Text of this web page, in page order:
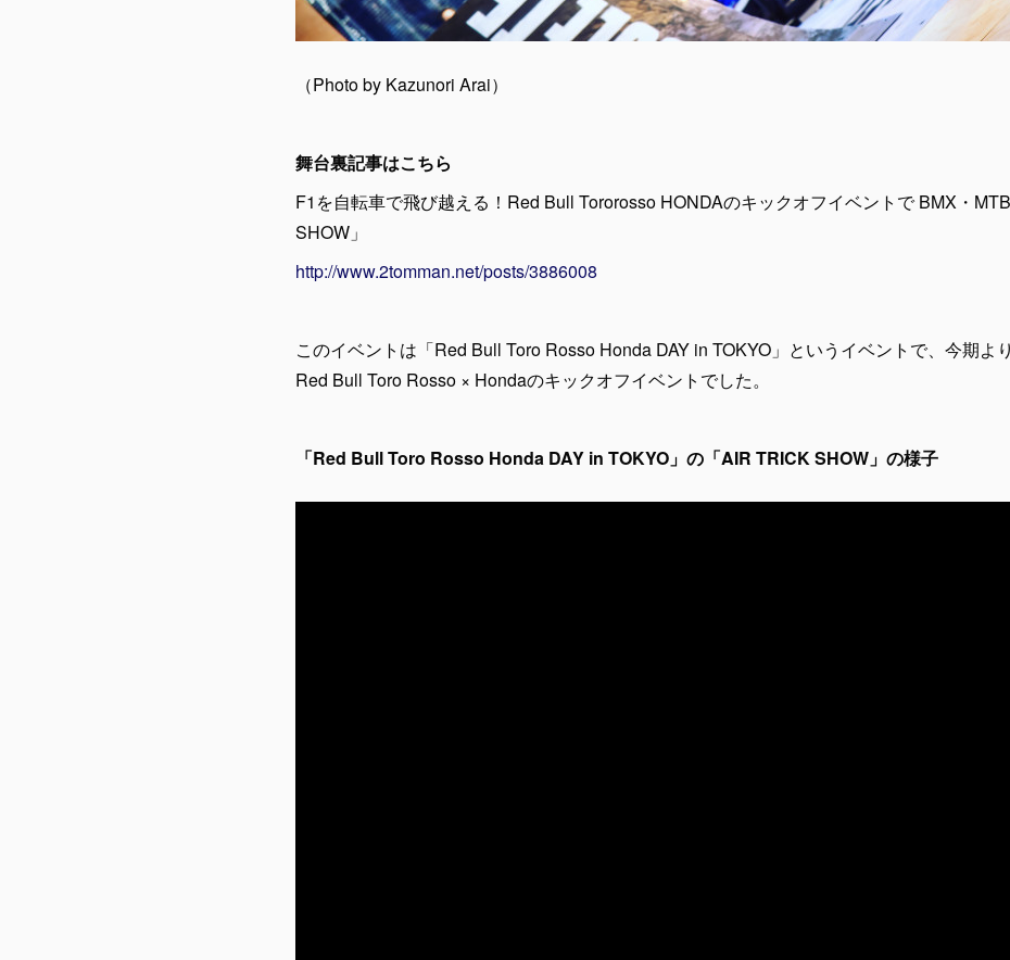
（Photo by Kazunori Arai）
舞台裏記事はこちら
F1を自転車で飛び越える！Red Bull Tororosso HONDAのキックオフイベントで BMX・
SHOW」
http://www.2tomman.net/posts/3886008
このイベントは「Red Bull Toro Rosso Honda DAY in TOKYO」というイベントで、今期よ
Red Bull Toro Rosso × Hondaのキックオフイベントでした。
「Red Bull Toro Rosso Honda DAY in TOKYO」の「AIR TRICK SHOW」の様子